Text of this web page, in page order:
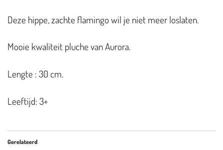
Deze hippe, zachte flamingo wil je niet meer loslaten.
Mooie kwaliteit pluche van Aurora.
Lengte : 30 cm.
Leeftijd: 3+
Gerelateerd